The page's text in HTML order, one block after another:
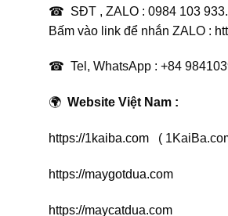
☎ SĐT , ZALO : 0984 103 933.
Bấm vào link để nhắn ZALO :
☎ Tel, WhatsApp : +84
🌍 Website Việt Nam :
https://1kaiba.com (
https://maygotdua.com
https://maycatdua.com